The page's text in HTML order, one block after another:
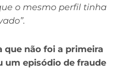
o mesmo perfil tinha
que não foi a primeira
um episódio de fraude